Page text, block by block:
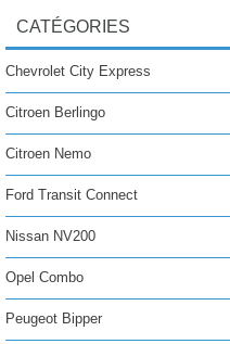
CATÉGORIES
Chevrolet City Express
Citroen Berlingo
Citroen Nemo
Ford Transit Connect
Nissan NV200
Opel Combo
Peugeot Bipper